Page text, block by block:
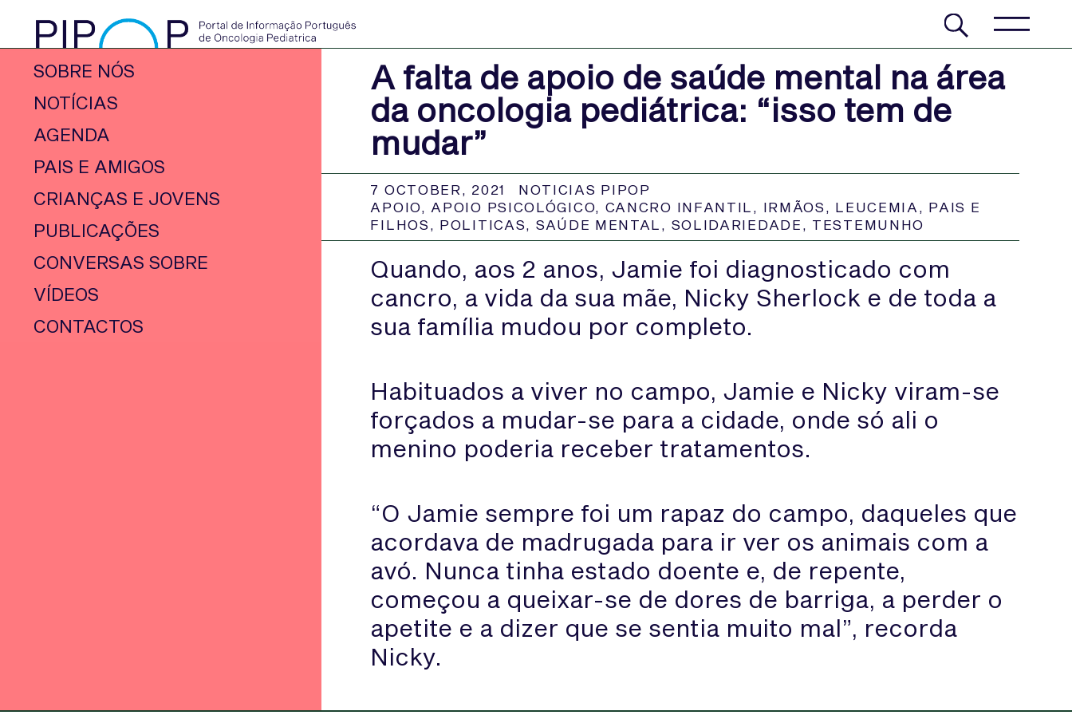
SOBRE NÓS
NOTÍCIAS
AGENDA
PAIS E AMIGOS
CRIANÇAS E JOVENS
PUBLICAÇÕES
CONVERSAS SOBRE
VÍDEOS
CONTACTOS
A falta de apoio de saúde mental na área
da oncologia pediátrica: “isso tem de
mudar”
7 OCTOBER, 2021
NOTICIAS PIPOP
APOIO, APOIO PSICOLÓGICO, CANCRO INFANTIL , IRMÃOS, LEUCEMIA , PAIS E
FILHOS, POLITICAS, SAÚDE MENTAL , SOLIDARIEDADE , TESTEMUNHO
Quando, aos 2 anos, Jamie foi diagnosticado com
cancro, a vida da sua mãe, Nicky Sherlock e de toda a
sua família mudou por completo.
Habituados a viver no campo, Jamie e Nicky viram-se
forçados a mudar-se para a cidade, onde só ali o
menino poderia receber tratamentos.
“O Jamie sempre foi um rapaz do campo, daqueles que
acordava de madrugada para ir ver os animais com a
avó. Nunca tinha estado doente e, de repente,
começou a queixar-se de dores de barriga, a perder o
apetite e a dizer que se sentia muito mal”, recorda
Nicky.